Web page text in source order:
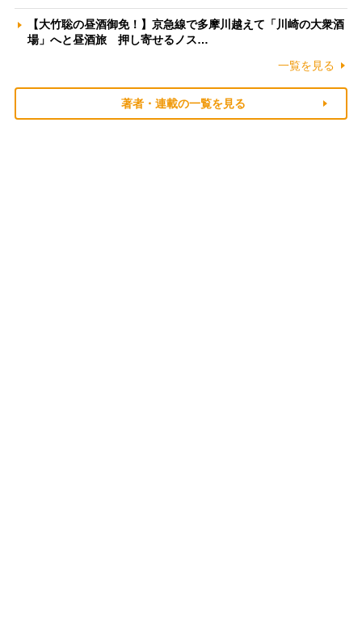
【大竹聡の昼酒御免！】京急線で多摩川越えて「川崎の大衆酒
場」へと昼酒旅 押し寄せるノス…
一覧を見る
著者・連載の一覧を見る